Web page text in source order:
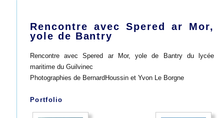
Rencontre avec Spered ar Mor,
yole de Bantry
Rencontre avec Spered ar Mor, yole de Bantry du lycée
maritime du Guilvinec
Photographies de BernardHoussin et Yvon Le Borgne
Portfolio